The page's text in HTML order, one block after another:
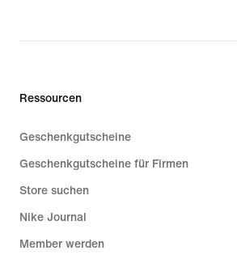
104,99 €
Ressourcen
Geschenkgutscheine
Geschenkgutscheine für Firmen
Store suchen
Nike Journal
Member werden